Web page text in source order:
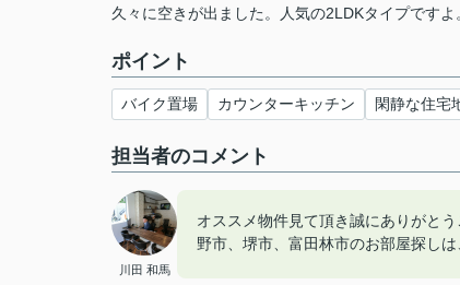
久々に空きが出ました。人気の2LDKタイプですよ
ポイント
バイク置場 カウンターキッチン 閑静な住宅
担当者のコメント
川田 和馬
オススメ物件見て頂き誠にありがと
野市、堺市、富田林市のお部屋探し